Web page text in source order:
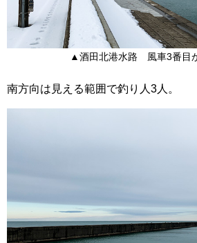
▲酒田北港水路 風車3番目
南方向は見える範囲で釣り人3人。